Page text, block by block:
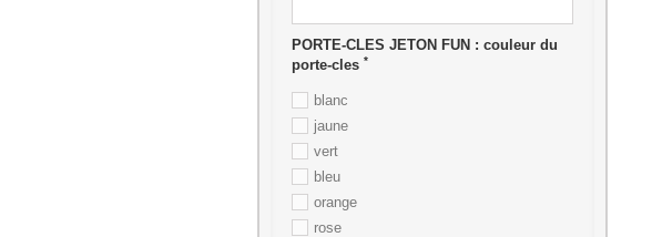
PORTE-CLES JETON FUN : couleur du
porte-cles *
blanc
jaune
vert
bleu
orange
rose